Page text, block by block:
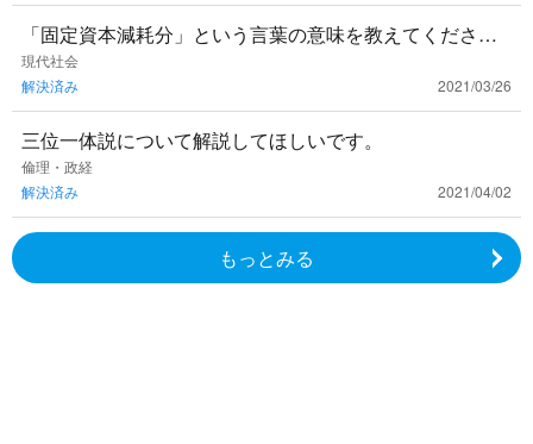
「固定資本減耗分」という言葉の意味を教えてくださ
い！
現代社会
解決済み
2021/03/26
三位一体説について解説してほしいです。
倫理・政経
解決済み
2021/04/02
もっとみる